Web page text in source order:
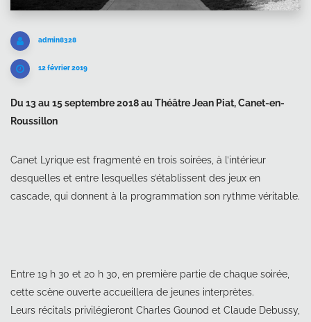
admin8328
12 février 2019
Du 13 au 15 septembre 2018 au Théâtre Jean Piat, Canet-en-
Roussillon
Canet Lyrique est fragmenté en trois soirées, à l’intérieur
desquelles et entre lesquelles s’établissent des jeux en
cascade, qui donnent à la programmation son rythme véritable.
Entre 19 h 30 et 20 h 30, en première partie de chaque soirée,
cette scène ouverte accueillera de jeunes interprètes.
Leurs récitals privilégieront Charles Gounod et Claude Debussy,